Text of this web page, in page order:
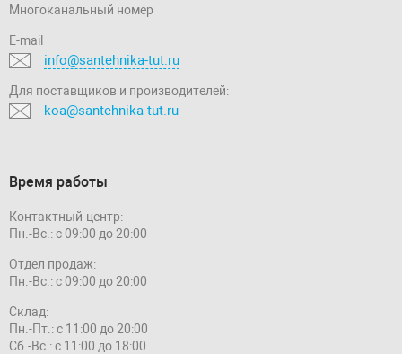
Многоканальный номер
E-mail
info@santehnika-tut.ru
Для поставщиков и производителей:
koa@santehnika-tut.ru
Время работы
Контактный-центр:
Пн.-Вс.: с 09:00 до 20:00
Отдел продаж:
Пн.-Вс.: с 09:00 до 20:00
Склад:
Пн.-Пт.: с 11:00 до 20:00
Сб.-Вс.: с 11:00 до 18:00